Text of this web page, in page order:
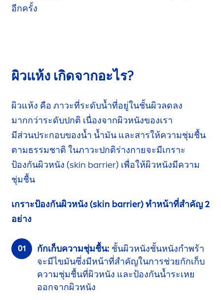
อีกครั้ง
ผิวแห้ง เกิดจากอะไร?
ผิวแห้ง คือ ภาวะที่ระดับน้ำที่อยู่ในชั้นผิวลดลง
มากกว่าระดับปกติ เนื่องจากผิวหนังของเรา
มีส่วนประกอบของน้ำ น้ำมัน และสารให้ความชุ่มชื้น
ตามธรรมชาติ ในภาวะปกติร่างกายจะมีเกราะ
ป้องกันผิวหนัง (skin barrier) เพื่อให้ผิวหนังมีความ
ชุ่มชื้น
เกราะป้องกันผิวหนัง (skin barrier)ทำหน้าที่สำคัญ 2
อย่าง
กักเก็บความชุ่มชื้น: ชั้นผิวหนังชั้นหนังกำพร้า
จะมีไขมันซึ่งมีหน้าที่สำคัญในการช่วยกักเก็บ
ความชุ่มชื้นที่ผิวหนัง และป้องกันน้ำระเหย
ออกจากผิวหนัง